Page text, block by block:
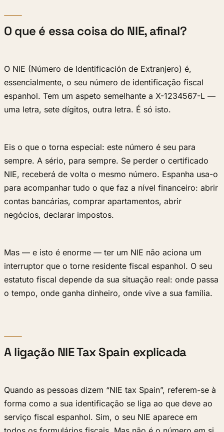
O que é essa coisa do NIE, afinal?
O NIE (Número de Identificación de Extranjero) é,
essencialmente, o seu número de identificação fiscal
espanhol. Tem um aspeto semelhante a X-1234567-L —
uma letra, sete dígitos, outra letra. É só isto.
Eis o que o torna especial: este número é seu para
sempre. A sério, para sempre. Se perder o certificado
NIE, receberá de volta o mesmo número. Espanha usa-o
para acompanhar tudo o que faz a nível financeiro: abrir
contas bancárias, comprar apartamentos, abrir
negócios, declarar impostos.
Mas — e isto é enorme — ter um NIE não aciona um
interruptor que o torne residente fiscal espanhol. O seu
estatuto fiscal depende da sua situação real: onde passa
o tempo, onde ganha dinheiro, onde vive a sua família.
A ligação NIE Tax Spain explicada
Quando as pessoas dizem “NIE tax Spain”, referem-se à
forma como a sua identificação se liga ao que deve ao
serviço fiscal espanhol. Sim, o seu NIE aparece em